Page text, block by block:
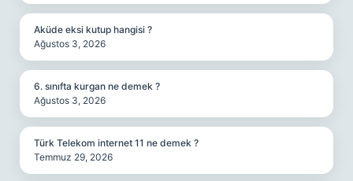
Aküde eksi kutup hangisi ?
Ağustos 3, 2026
6. sınıfta kurgan ne demek ?
Ağustos 3, 2026
Türk Telekom internet 11 ne demek ?
Temmuz 29, 2026